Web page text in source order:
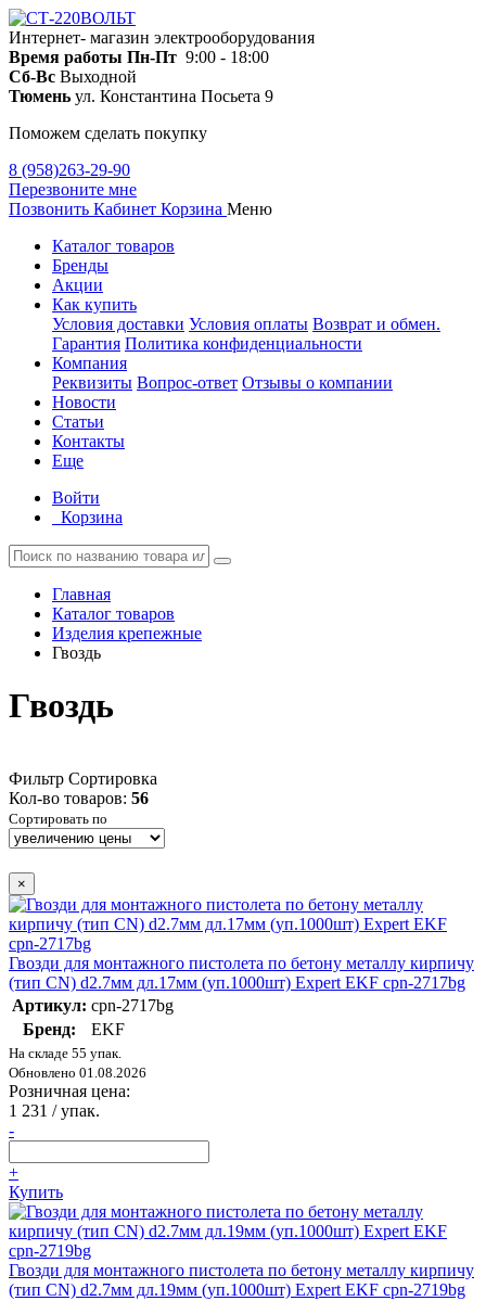
Интернет- магазин электрооборудования
Время работы Пн-Пт 9:00 - 18:00
Сб-Вс Выходной
Тюмень ул. Константина Посьета 9
Поможем сделать покупку
8 (958)263-29-90
Перезвоните мне
Позвонить Кабинет Корзина Меню
Каталог товаров
Бренды
Акции
Как купить
Условия доставки Условия оплаты Возврат и обмен.
Гарантия Политика конфиденциальности
Компания
Реквизиты Вопрос-ответ Отзывы о компании
Новости
Статьи
Контакты
Еще
Войти
Корзина
Главная
Каталог товаров
Изделия крепежные
Гвоздь
Гвоздь
Фильтр Сортировка
Кол-во товаров: 56
Сортировать по
×
Гвозди для монтажного пистолета по бетону металлу кирпичу
(тип CN) d2.7мм дл.17мм (уп.1000шт) Expert EKF cpn-2717bg
Артикул: cpn-2717bg
Бренд:
EKF
На складе 55 упак.
Обновлено 01.08.2026
Розничная цена:
1 231 / упак.
-
+
Купить
Гвозди для монтажного пистолета по бетону металлу кирпичу
(тип CN) d2.7мм дл.19мм (уп.1000шт) Expert EKF cpn-2719bg